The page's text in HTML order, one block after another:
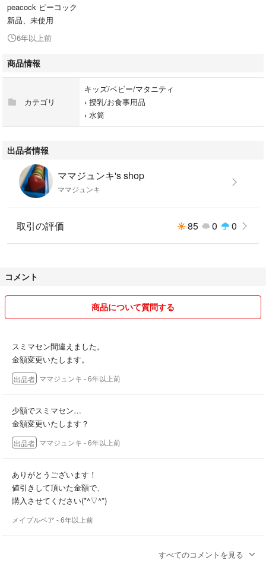
peacock ピーコック
新品、未使用
6年以上前
商品情報
カテゴリ
キッズ/ベビー/マタニティ
› 授乳/お食事用品
› 水筒
出品者情報
ママジュンキ's shop
ママジュンキ
取引の評価 85 0 0
コメント
商品について質問する
スミマセン間違えました。
金額変更いたします。
出品者 ママジュンキ - 6年以上前
少額でスミマセン…
金額変更いたします？
出品者 ママジュンキ - 6年以上前
ありがとうございます！
値引きして頂いた金額で、
購入させてください(*^▽^*)
メイプルベア - 6年以上前
すべてのコメントを見る